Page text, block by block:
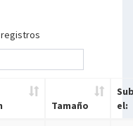
registros
Tamaño
el: